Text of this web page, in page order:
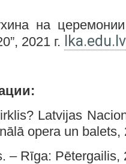
на
2021 г. lka.edu.lv
:
Latvijas
opera un balets,
– Rīga: Pētergailis,